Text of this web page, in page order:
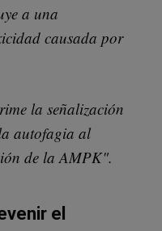
a una
causada por
la señalización
autofagia al
de la AMPK".
el